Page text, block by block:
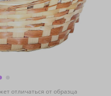
отличаться от образца